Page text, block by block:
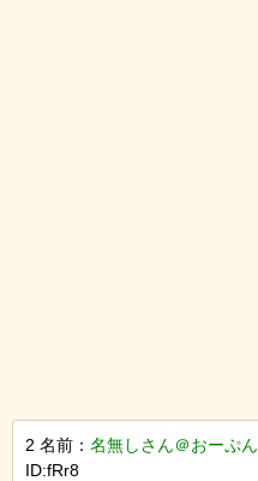
2 名前： 名無しさん＠おーぷん
ID:fRr8